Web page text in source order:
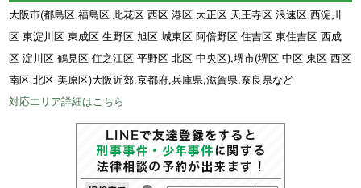
大阪市(都島区 福島区 此花区 西区 港区 大正区 天王寺区 浪速区 西淀川
区 東淀川区 東成区 生野区 旭区 城東区 阿倍野区 住吉区 東住吉区 西成
区 淀川区 鶴見区 住之江区 平野区 北区 中央区),堺市(堺区 中区 東区 西区
南区 北区 美原区)大阪近郊,京都府,兵庫県,滋賀県,奈良県など
対応エリア詳細はこちら